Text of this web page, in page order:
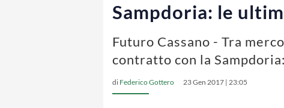
Sampdoria: le
Futuro Cassano - Tra
contratto con la
di Federico Gottero 23 Gen 2017 | 23:05